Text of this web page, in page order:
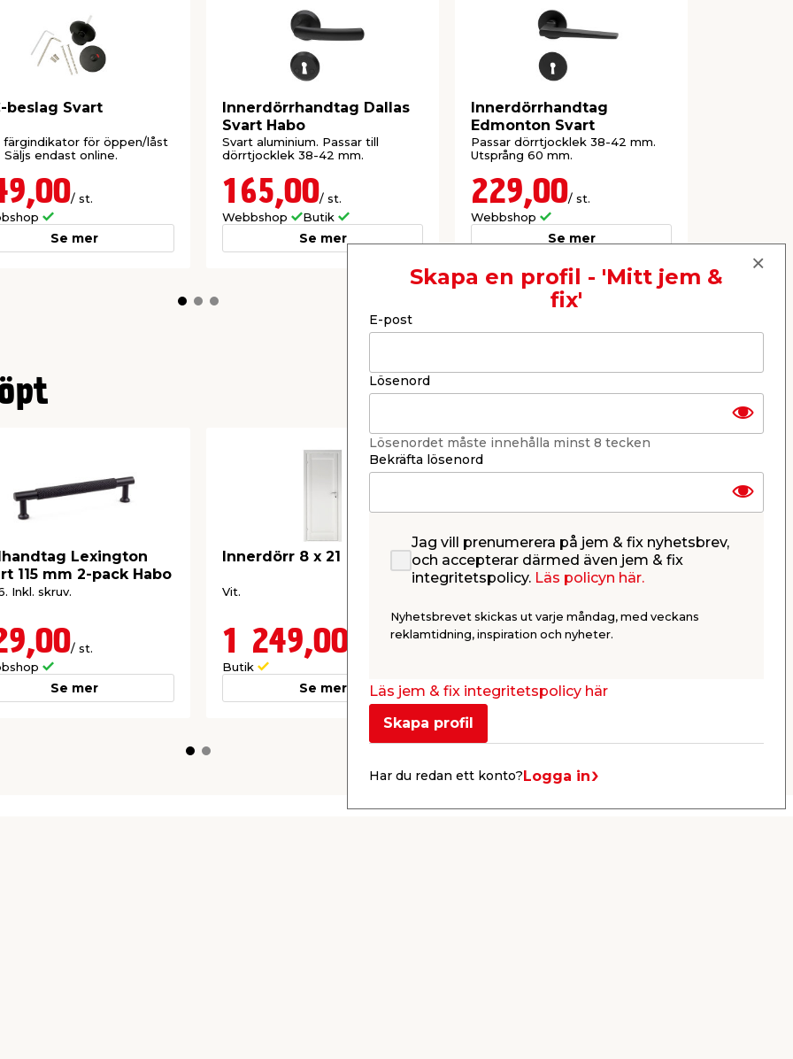
beslag Svart
färgindikator för öppen/låst
Säljs endast online.
/ st.
Se mer
Innerdörrhandtag Dallas
Svart Habo
Svart aluminium. Passar till
dörrtjocklek 38-42 mm.
165,00/ st.
Webbshop
Butik
Se mer
Innerdörrhandtag
Edmonton Svart
Passar dörrtjocklek 38-42 mm.
Utsprång 60 mm.
229,00/ st.
Webbshop
Se mer
Lexington
115 mm 2-pack Habo
Inkl. skruv.
/ st.
Se mer
Innerdörr 8 x 21
Vit.
1 249,00
Butik
Se mer
Gångjärn Symmetriskt 2-
pack Habo
online.
84,95
Se mer
Skapa en profil - 'Mitt jem &
fix'
E-post
Lösenord
Lösenordet måste innehålla minst 8 tecken
Bekräfta lösenord
Jag vill prenumerera på jem & fix nyhetsbrev,
och accepterar därmed även jem & fix
integritetspolicy. Läs policyn här.
Nyhetsbrevet skickas ut varje måndag, med veckans
reklamtidning, inspiration och nyheter.
Läs jem & fix integritetspolicy här
Skapa profil
Har du redan ett konto?Logga in